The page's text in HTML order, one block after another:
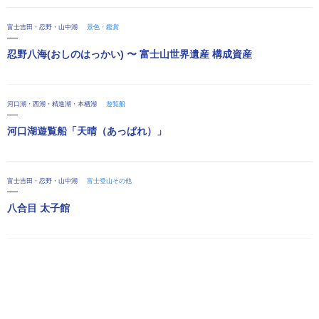
富士吉田・忍野・山中湖 景色・鑑賞
忍野八海(おしのはっかい) 〜 富士山世界遺産 構成資産
河口湖・西湖・精進湖・本栖湖 遊覧船
河口湖遊覧船「天晴（あっぱれ）」
富士吉田・忍野・山中湖 富士登山その他
八合目 太子館